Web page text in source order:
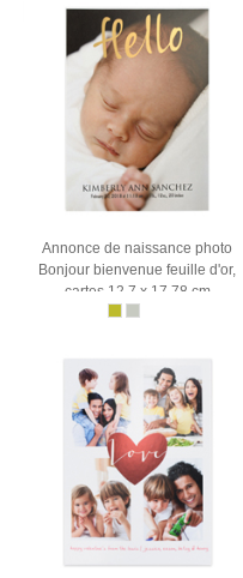
Annonce de naissance photo
Bonjour bienvenue feuille d'or,
cartes 12,7 x 17,78 cm